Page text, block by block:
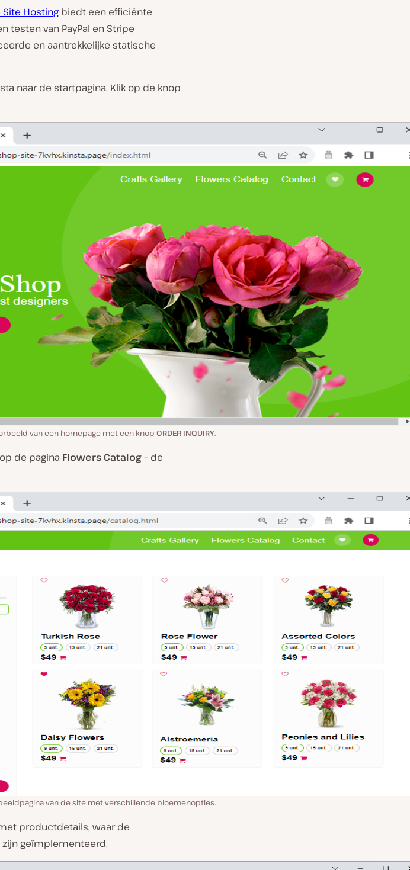
Site Hosting biedt een efficiënte
testen van PayPal en Stripe
en aantrekkelijke statische
naar de startpagina. Klik op de knop
van een homepage met een knop ORDER INQUIRY.
de pagina Flowers Catalog– de
van de site met verschillende bloemenopties.
productdetails, waar de
zijn geïmplementeerd.